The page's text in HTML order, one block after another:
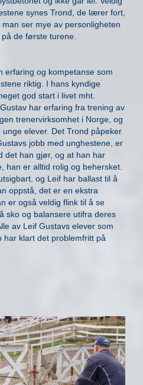
synes Trond, de lærer fort,
ser mye av personligheten
de første turene.
erfaring og kompetanse som
riktig. I hans kyndige
god start i livet mht.
har erfaring fra trening av
trenervirksomhet i Norge, og
elever. Det Trond påpeker
jobb med unghestene, er
det han gjør, og at han har
han er alltid rolig og behersket.
og Leif har ballast til å
oppstå, det er en ekstra
er også veldig flink til å se
sko og balansere utifra deres
av Leif Gustavs elever som
klart det problemfritt på